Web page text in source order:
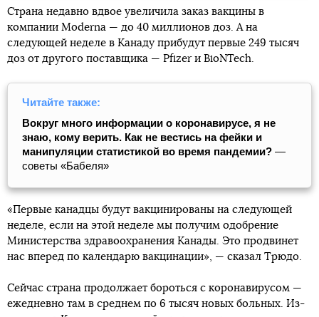
Страна недавно вдвое увеличила заказ вакцины в
компании Moderna — до 40 миллионов доз. А на
следующей неделе в Канаду прибудут первые 249 тысяч
доз от другого поставщика — Pfizer и BioNTech.
Читайте также:
Вокруг много информации о коронавирусе, я не
знаю, кому верить. Как не вестись на фейки и
манипуляции статистикой во время пандемии? —
советы «Бабеля»
«Первые канадцы будут вакцинированы на следующей
неделе, если на этой неделе мы получим одобрение
Министерства здравоохранения Канады. Это продвинет
нас вперед по календарю вакцинации», — сказал Трюдо.
Сейчас страна продолжает бороться с коронавирусом —
ежедневно там в среднем по 6 тысяч новых больных. Из-